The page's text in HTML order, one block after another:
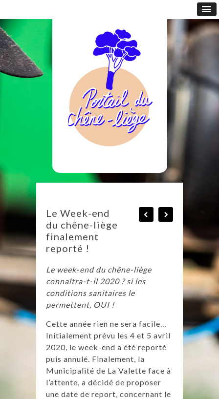
Le Week-end
du chêne-liège
finalement
reporté !
Le week-end du chêne-liège
connaîtra-t-il 2020 ? si les
conditions sanitaires le
permettent, OUI !
Cette année rien ne sera facile…
Initialement prévu les 4 et 5 avril
2020, le week-end a été reporté
puis annulé. Finalement, la
Municipalité de La Valette face à
l’attente, a décidé de proposer
une date de report, concernant le